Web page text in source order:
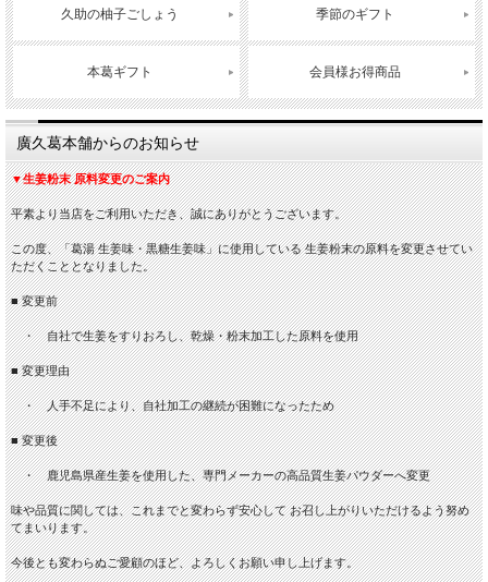
久助の柚子ごしょう 季節のギフト
本葛ギフト 会員様お得商品
廣久葛本舗からのお知らせ
▼生姜粉末 原料変更のご案内
平素より当店をご利用いただき、誠にありがとうございます。
この度、「葛湯 生姜味・黒糖生姜味」に使用している 生姜粉末の原料を変更させてい
ただくこととなりました。
■ 変更前
・ 自社で生姜をすりおろし、乾燥・粉末加工した原料を使用
■ 変更理由
・ 人手不足により、自社加工の継続が困難になったため
■ 変更後
・ 鹿児島県産生姜を使用した、専門メーカーの高品質生姜パウダーへ変更
味や品質に関しては、これまでと変わらず安心して お召し上がりいただけるよう努め
てまいります。
今後とも変わらぬご愛顧のほど、よろしくお願い申し上げます。